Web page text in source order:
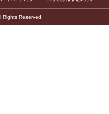
Rights Reserved.